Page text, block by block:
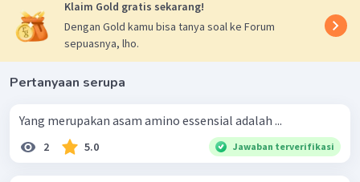
Klaim Gold gratis sekarang!
Dengan Gold kamu bisa tanya soal ke Forum
sepuasnya, lho.
Pertanyaan serupa
Yang merupakan asam amino essensial adalah ...
2 5.0 Jawaban terverifikasi